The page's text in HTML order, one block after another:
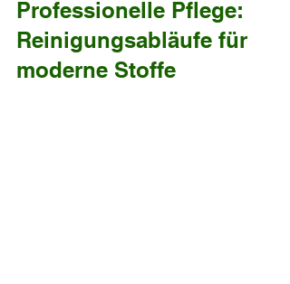
Professionelle Pflege:
Reinigungsabläufe für
moderne Stoffe